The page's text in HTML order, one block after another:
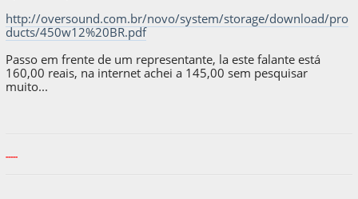
http://oversound.com.br/novo/system/storage/download/pro
ducts/450w12%20BR.pdf
Passo em frente de um representante, la este falante está
160,00 reais, na internet achei a 145,00 sem pesquisar
muito...
-----